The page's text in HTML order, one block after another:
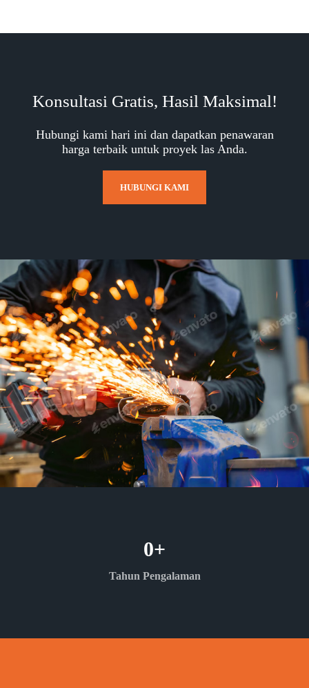
Konsultasi Gratis, Hasil Maksimal!
Hubungi kami hari ini dan dapatkan penawaran
harga terbaik untuk proyek las Anda.
HUBUNGI KAMI
Tahun Pengalaman
0+